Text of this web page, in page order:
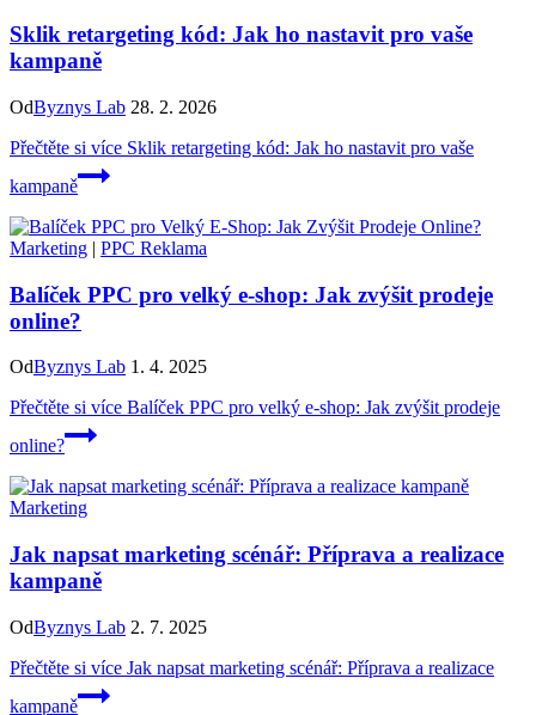
Sklik retargeting kód: Jak ho nastavit pro vaše
kampaně
OdByznys Lab 28. 2. 2026
Přečtěte si více Sklik retargeting kód: Jak ho nastavit pro vaše
kampaně
Marketing | PPC Reklama
Balíček PPC pro velký e-shop: Jak zvýšit prodeje
online?
OdByznys Lab 1. 4. 2025
Přečtěte si více Balíček PPC pro velký e-shop: Jak zvýšit prodeje
online?
Marketing
Jak napsat marketing scénář: Příprava a realizace
kampaně
OdByznys Lab 2. 7. 2025
Přečtěte si více Jak napsat marketing scénář: Příprava a realizace
kampaně